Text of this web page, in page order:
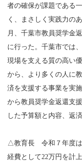
者の確保が課題である
く、まさしく実践力の
月、千葉市教員奨学金
に行った。千葉市では
現場を支える質の高い
から、より多くの人に
済を支援する事業を実
から教員奨学金返還支
した予算額と内容、返
△教育長 令和７年度は
経費として22万円を計